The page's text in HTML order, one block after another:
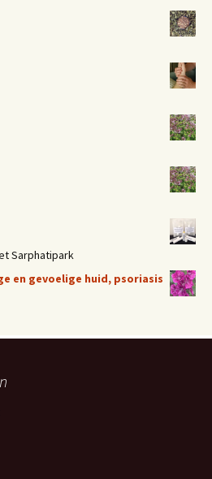
Sarphatipark
en gevoelige huid, psoriasis